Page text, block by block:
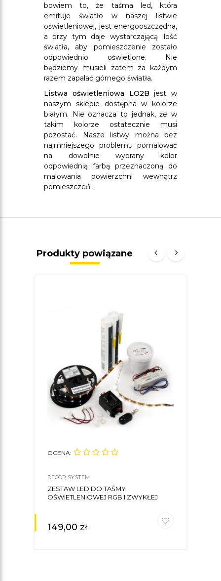
bowiem to, że taśma led, która
emituje światło w naszej listwie
oświetleniowej, jest energooszczędna,
a przy tym daje wystarczającą ilość
światła, aby pomieszczenie zostało
odpowiednio oświetlone. Nie
będziemy musieli zatem za każdym
razem zapalać górnego światła.
Listwa oświetleniowa LO2B jest w
naszym sklepie dostępna w kolorze
białym. Nie oznacza to jednak, że w
takim kolorze ostatecznie musi
pozostać. Nasze listwy można bez
najmniejszego problemu pomalować
na dowolnie wybrany kolor
odpowiednią farbą przeznaczoną do
malowania powierzchni wewnątrz
pomieszczeń.
Produkty powiązane
OCENA:
DECOR SYSTEM
ZESTAW LED DO TAŚMY
OŚWIETLENIOWEJ RGB I ZWYKŁEJ
149,00 zł